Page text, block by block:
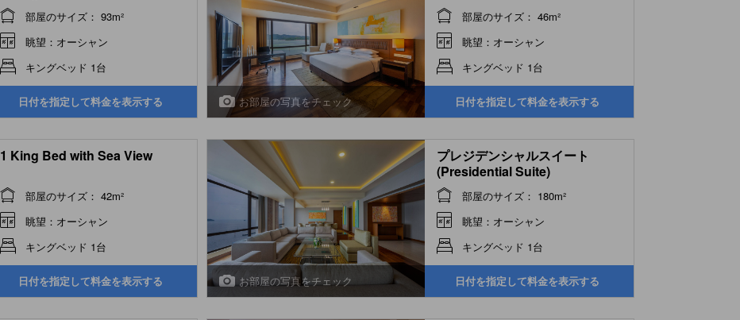
部屋のサイズ： 93m²
眺望：オーシャン
キングベッド 1台
日付を指定して料金を表示する お部屋の写真をチェック
部屋のサイズ： 46m²
眺望：オーシャン
キングベッド 1台
日付を指定して料金を表示する
1 King Bed with Sea View
部屋のサイズ： 42m²
眺望：オーシャン
キングベッド 1台
日付を指定して料金を表示する お部屋の写真をチェック
プレジデンシャルスイート
(Presidential Suite)
部屋のサイズ： 180m²
眺望：オーシャン
キングベッド 1台
日付を指定して料金を表示する